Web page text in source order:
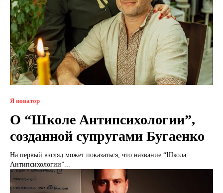
Я новатор
О “Школе Антипсихологии”,
созданной супругами Бугаенко
На первый взгляд может показаться, что название “Школа
Антипсихологии”...